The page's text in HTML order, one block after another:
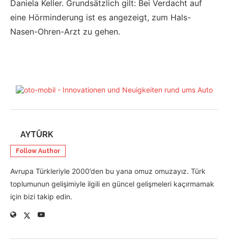
Daniela Keller. Grundsätzlich gilt: Bei Verdacht auf
eine Hörminderung ist es angezeigt, zum Hals-
Nasen-Ohren-Arzt zu gehen.
AYTÜRK
Follow Author
Avrupa Türkleriyle 2000’den bu yana omuz omuzayız. Türk
toplumunun gelişimiyle ilgili en güncel gelişmeleri kaçırmamak
için bizi takip edin.